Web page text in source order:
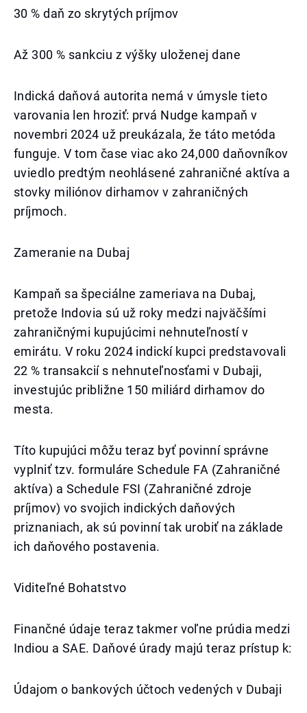
30 % daň zo skrytých príjmov
Až 300 % sankciu z výšky uloženej dane
Indická daňová autorita nemá v úmysle tieto
varovania len hroziť: prvá Nudge kampaň v
novembri 2024 už preukázala, že táto metóda
funguje. V tom čase viac ako 24,000 daňovníkov
uviedlo predtým neohlásené zahraničné aktíva a
stovky miliónov dirhamov v zahraničných
príjmoch.
Zameranie na Dubaj
Kampaň sa špeciálne zameriava na Dubaj,
pretože Indovia sú už roky medzi najväčšími
zahraničnými kupujúcimi nehnuteľností v
emirátu. V roku 2024 indickí kupci predstavovali
22 % transakcií s nehnuteľnosťami v Dubaji,
investujúc približne 150 miliárd dirhamov do
mesta.
Títo kupujúci môžu teraz byť povinní správne
vyplniť tzv. formuláre Schedule FA (Zahraničné
aktíva) a Schedule FSI (Zahraničné zdroje
príjmov) vo svojich indických daňových
priznaniach, ak sú povinní tak urobiť na základe
ich daňového postavenia.
Viditeľné Bohatstvo
Finančné údaje teraz takmer voľne prúdia medzi
Indiou a SAE. Daňové úrady majú teraz prístup k:
Údajom o bankových účtoch vedených v Dubaji